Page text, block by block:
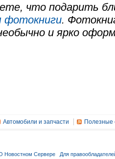
что подарить
фотокниги.
и ярко
Автомобили и запчасти Полезные
Новостном Сервере
Для